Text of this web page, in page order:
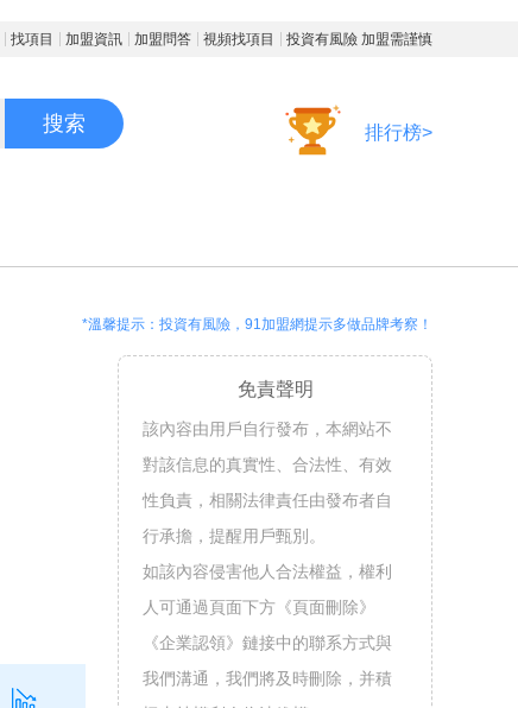
找項目 加盟資訊 加盟問答 視頻找項目 投資有風險 加盟需謹慎
搜索 排行榜>
*溫馨提示：投資有風險，91加盟網提示多做品牌考察！
免責聲明
該內容由用戶自行發布，本網站不
對該信息的真實性、合法性、有效
性負責，相關法律責任由發布者自
行承擔，提醒用戶甄別。
如該內容侵害他人合法權益，權利
人可通過頁面下方《頁面刪除》
《企業認領》鏈接中的聯系方式與
我們溝通，我們將及時刪除，并積